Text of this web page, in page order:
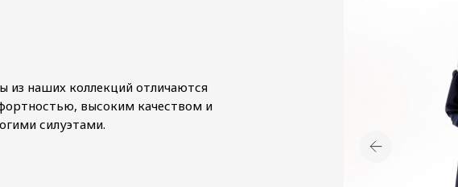
из наших коллекций отличаются
высоким качеством и
силуэтами.